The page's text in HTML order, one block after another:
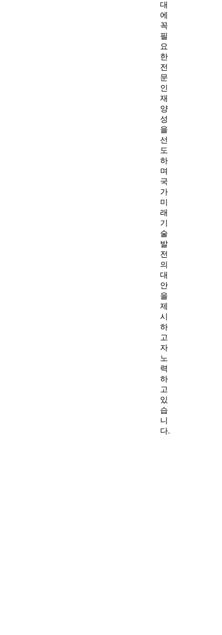
대
에
꼭
필
요
한
전
문
인
재
양
성
을
선
도
하
며
국
가
미
래
기
술
발
전
의
대
안
을
제
시
하
고
자
노
력
하
고
있
습
니
다.